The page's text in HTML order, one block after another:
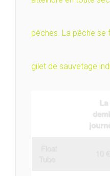
pêches. La pêche
gilet de sauvetage
La